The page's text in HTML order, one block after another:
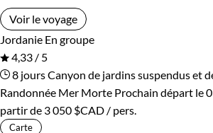
Voir le voyage
Jordanie En groupe
4,33 / 5
8 joursCanyon de jardins suspendus et
Randonnée Mer Morte Prochain départ le
partir de 3 050 $CAD / pers.
Carte